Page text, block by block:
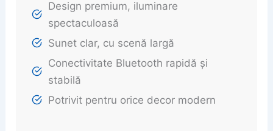
Design premium, iluminare
spectaculoasă
Sunet clar, cu scenă largă
Conectivitate Bluetooth rapidă și
stabilă
Potrivit pentru orice decor modern